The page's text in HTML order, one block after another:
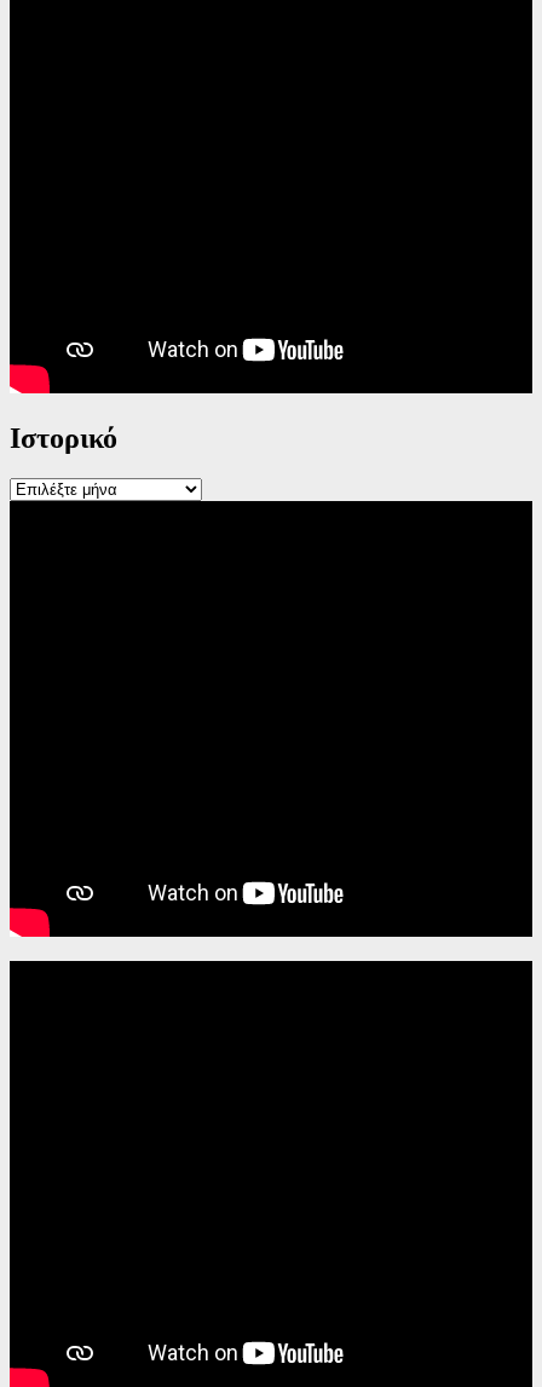
Ιστορικό
Ιστορικό